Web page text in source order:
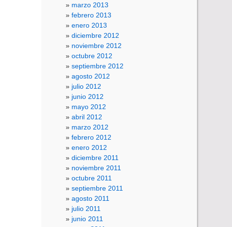
marzo 2013
febrero 2013
enero 2013
diciembre 2012
noviembre 2012
octubre 2012
septiembre 2012
agosto 2012
julio 2012
junio 2012
mayo 2012
abril 2012
marzo 2012
febrero 2012
enero 2012
diciembre 2011
noviembre 2011
octubre 2011
septiembre 2011
agosto 2011
julio 2011
junio 2011